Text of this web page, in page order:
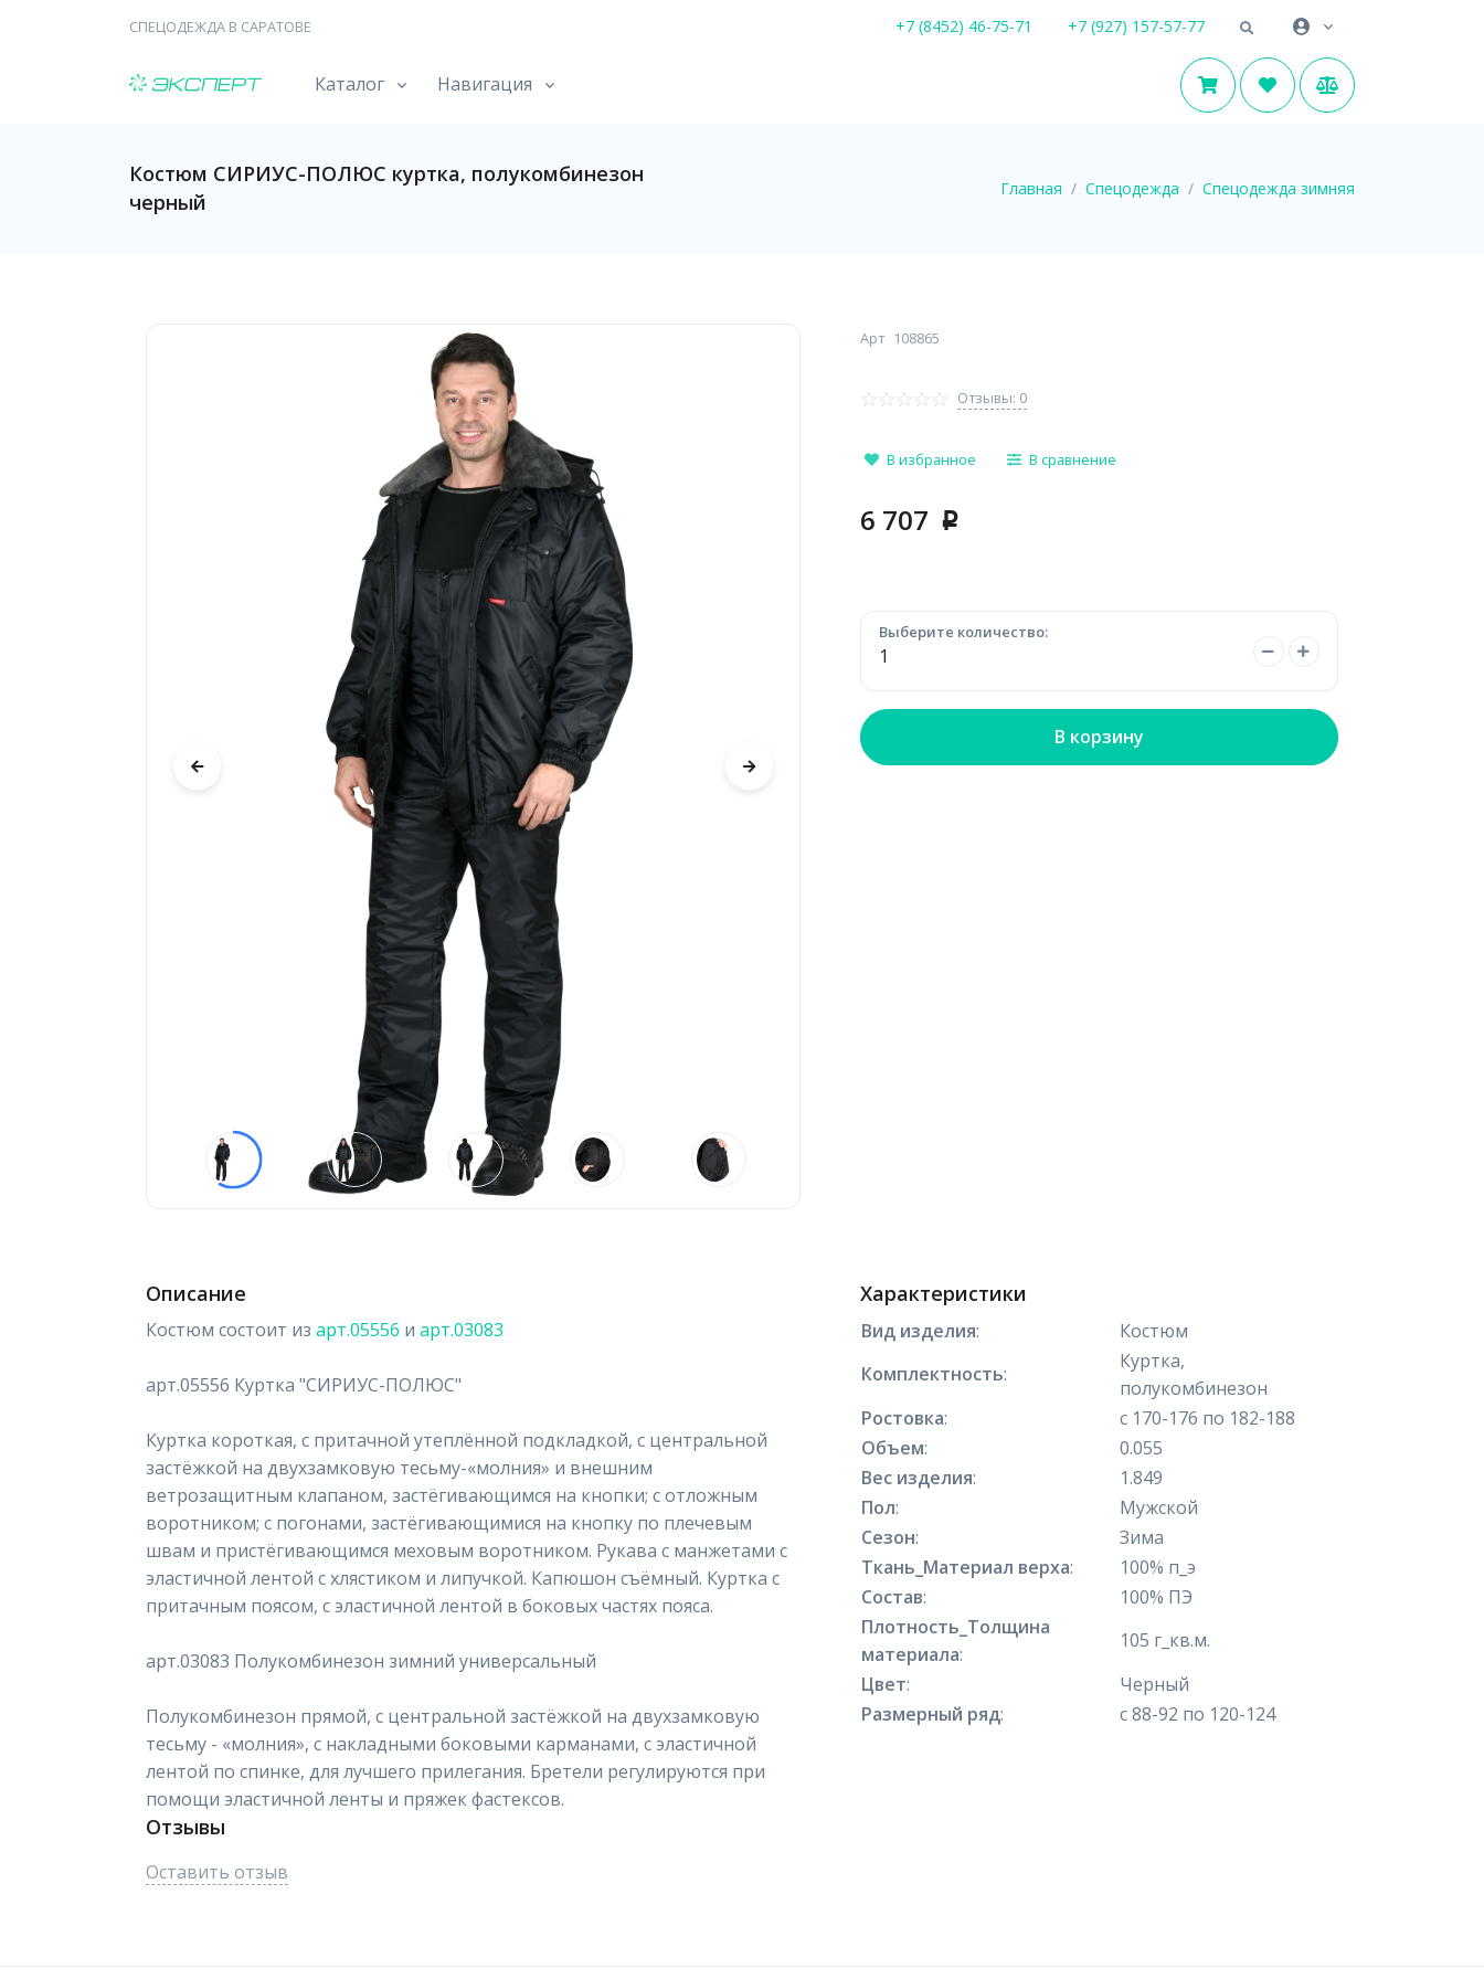
СПЕЦОДЕЖДА В САРАТОВЕ +7 (8452) 46-75-71 +7 (927) 157-57-77
Каталог Навигация
Костюм СИРИУС-ПОЛЮС куртка, полукомбинезон
черный
Главная Спецодежда Спецодежда зимняя
Арт 108865
Отзывы: 0
В избранное В сравнение
6 707 p
Выберите количество:
В корзину
Описание
Костюм состоит из арт.05556 и арт.03083
арт.05556 Куртка "СИРИУС-ПОЛЮС"
Куртка короткая, с притачной утеплённой подкладкой, с центральной
застёжкой на двухзамковую тесьму-«молния» и внешним
ветрозащитным клапаном, застёгивающимся на кнопки; с отложным
воротником; с погонами, застёгивающимися на кнопку по плечевым
швам и пристёгивающимся меховым воротником. Рукава с манжетами с
эластичной лентой с хлястиком и липучкой. Капюшон съёмный. Куртка с
притачным поясом, с эластичной лентой в боковых частях пояса.
арт.03083 Полукомбинезон зимний универсальный
Полукомбинезон прямой, с центральной застёжкой на двухзамковую
тесьму - «молния», с накладными боковыми карманами, с эластичной
лентой по спинке, для лучшего прилегания. Бретели регулируются при
помощи эластичной ленты и пряжек фастексов.
Отзывы
Оставить отзыв
Характеристики
Вид изделия:
Костюм
Комплектность:
Куртка,
полукомбинезон
Ростовка:
с 170-176 по 182-188
Объем:
0.055
Вес изделия:
1.849
Пол:
Мужской
Сезон:
Зима
Ткань_Материал верха:
100% п_э
Состав:
100% ПЭ
Плотность_Толщина
материала:
105 г_кв.м.
Цвет:
Черный
Размерный ряд: с 88-92 по 120-124